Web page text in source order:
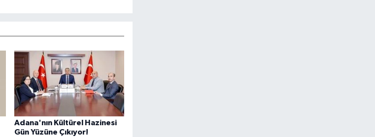
Adana'nın Kültürel Hazinesi
Gün Yüzüne Çıkıyor!